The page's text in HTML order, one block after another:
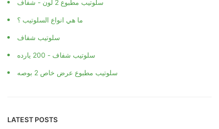
ما هي انواع السلوتيب ؟
سلوتيب شفاف
سلوتيب شفاف - 200 يارده
سلوتيب مطبوع عرض خاص 2 بوصه
LATEST POSTS